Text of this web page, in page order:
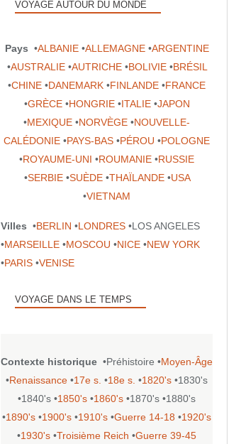
VOYAGE AUTOUR DU MONDE
Pays •ALBANIE•ALLEMAGNE•ARGENTINE
•AUSTRALIE•AUTRICHE•BOLIVIE•BRÉSIL
•CHINE •DANEMARK •FINLANDE •FRANCE
•GRÈCE•HONGRIE•ITALIE•JAPON
•MEXIQUE •NORVÈGE •NOUVELLE-
CALÉDONIE •PAYS-BAS •PÉROU •POLOGNE
•ROYAUME-UNI •ROUMANIE •RUSSIE
•SERBIE•SUÈDE•THAÏLANDE•USA
•VIETNAM
Villes •BERLIN •LONDRES •LOS ANGELES
•MARSEILLE •MOSCOU •NICE •NEW YORK
•PARIS •VENISE
VOYAGE DANS LE TEMPS
Contexte historique •Préhistoire •Moyen-Âge
•Renaissance •17e s. •18e s. •1820's •1830's
•1840's •1850's •1860's •1870's •1880's
•1890's •1900's •1910's •Guerre 14-18 •1920's
•1930's •Troisième Reich •Guerre 39-45